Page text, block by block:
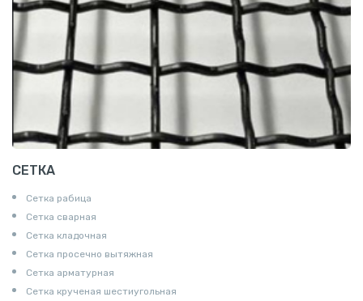
СЕТКА
Сетка рабица
Сетка сварная
Сетка кладочная
Сетка просечно вытяжная
Сетка арматурная
Сетка крученая шестиугольная